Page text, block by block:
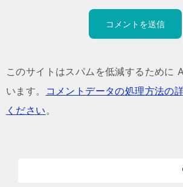
このサイトはスパムを低減するために
います。
コメントデータの処理方法の
ください。